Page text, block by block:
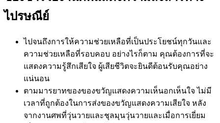
ไปรษณีย์
ไปจนถึงการให้ความช่วยเหลือที่เป็นประโยชน์ทุกวันและ
ความช่วยเหลือที่รอบคอบ อย่างไรก็ตาม คุณต้องการที่จะ
แสดงความรู้สึกเสียใจ ผู้เสียชีวิตจะยินดีต้อนรับคุณอย่าง
แน่นอน
ตามมารยาทของของขวัญแสดงความเห็นอกเห็นใจ ไม่มี
เวลาที่ถูกต้องในการส่งของขวัญแสดงความเสียใจ หลัง
จากงานศพที่วุ่นวายและชุลมุนวุ่นวายและเมื่อการเยี่ยม